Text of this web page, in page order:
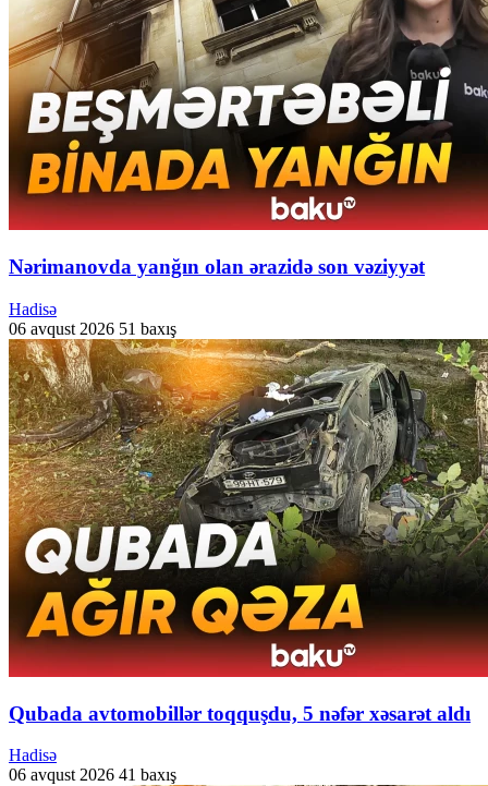
Nərimanovda yanğın olan ərazidə son vəziyyət
Hadisə
06 avqust 2026 51 baxış
Qubada avtomobillər toqquşdu, 5 nəfər xəsarət aldı
Hadisə
06 avqust 2026 41 baxış